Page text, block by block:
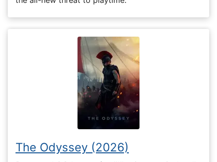
The Odyssey (2026)